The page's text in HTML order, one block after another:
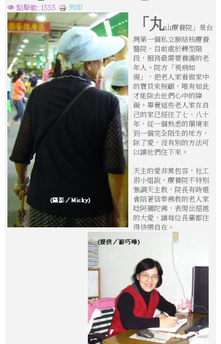
點擊數: 1555
列印
「丸山療養院」是台
灣第一個私立肺結核療養
醫院，目前處於轉型階
段，服務最需要養護的老
年人。院方「視病如
親」，把老人家看做家中
的寶貝來照顧，唯有如此
才能除去他們心中的障
礙。畢竟這些老人家在自
己的家已經住了七、八十
年，從一個熟悉的環境來
到一個完全陌生的地方，
除了愛，沒有別的方法可
以讓他們住下來。
天主的愛非常包容，社工
游小姐說，療養院不特別
強調天主教，院長有時還
會陪著信奉佛教的老人家
唸阿彌陀佛，表現出超越
的大愛，讓每位長輩都住
得快樂自在。